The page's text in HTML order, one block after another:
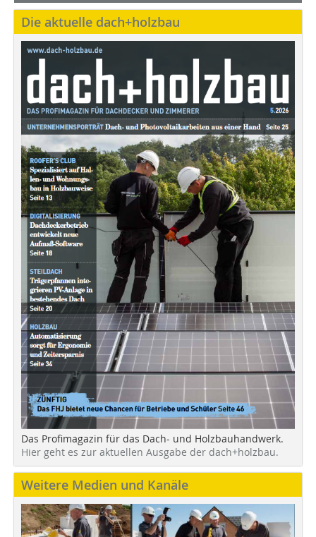
Die aktuelle dach+holzbau
Das Profimagazin für das Dach- und Holzbauhandwerk.
Hier geht es zur aktuellen Ausgabe der dach+holzbau.
Weitere Medien und Kanäle